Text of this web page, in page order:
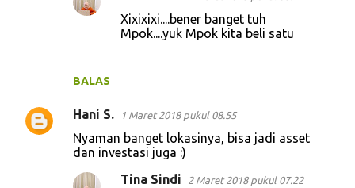
BALAS
Xixixixi....bener banget tuh
Mpok....yuk Mpok kita beli satu
Hani S. 1 Maret 2018 pukul 08.55
Nyaman banget lokasinya, bisa jadi asset
dan investasi juga :)
Tina Sindi 2 Maret 2018 pukul 07.22